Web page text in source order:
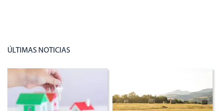
ÚLTIMAS NOTICIAS